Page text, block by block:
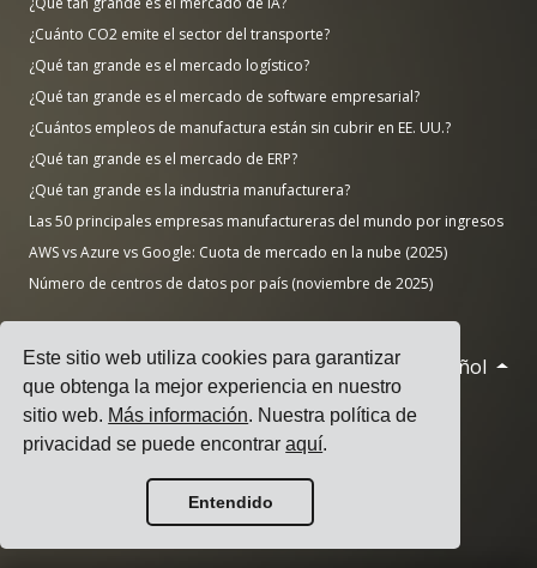
Este sitio web utiliza cookies para garantizar
que obtenga la mejor experiencia en nuestro
sitio web. Más información. Nuestra política de
privacidad se puede encontraraquí.
Entendido
¿Cuánto CO2 emite el sector del transporte?
¿Qué tan grande es el mercado logístico?
¿Qué tan grande es el mercado de software empresarial?
¿Cuántos empleos de manufactura están sin cubrir en EE. UU.?
¿Qué tan grande es el mercado de ERP?
¿Qué tan grande es la industria manufacturera?
Las 50 principales empresas manufactureras del mundo por ingresos
AWS vs Azure vs Google: Cuota de mercado en la nube (2025)
Número de centros de datos por país (noviembre de 2025)
© 2026 Cargoson.com Español
Registrado como Cargoson OÜ en Estonia.
Reg No: 14545832. IVA: EE102137680.
Sede: Pärnu mnt. 141, 11314 Tallinn, Estonia
·hello@cargoson.com